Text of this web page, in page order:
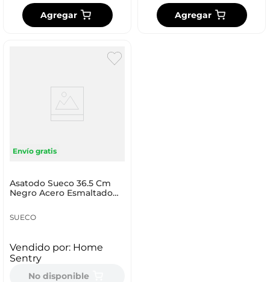
Agregar Agregar
Envío gratis
Asatodo Sueco 36.5 Cm
Negro Acero Esmaltado
SUECO
Vendido por: Home
Sentry
No disponible